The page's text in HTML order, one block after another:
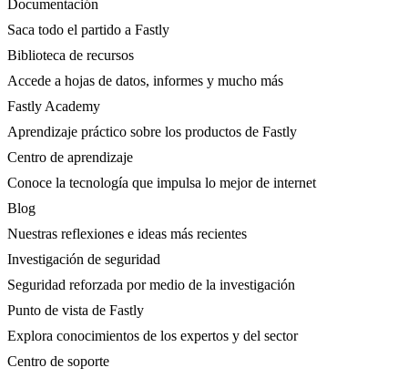
Documentación
Saca todo el partido a Fastly
Biblioteca de recursos
Accede a hojas de datos, informes y mucho más
Fastly Academy
Aprendizaje práctico sobre los productos de Fastly
Centro de aprendizaje
Conoce la tecnología que impulsa lo mejor de internet
Blog
Nuestras reflexiones e ideas más recientes
Investigación de seguridad
Seguridad reforzada por medio de la investigación
Punto de vista de Fastly
Explora conocimientos de los expertos y del sector
Centro de soporte